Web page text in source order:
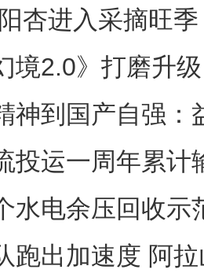
杏进入采摘旺季
境2.0》打磨升
神到国产自强：
投运一周年累计
水电余压回收示
跑出加速度 阿